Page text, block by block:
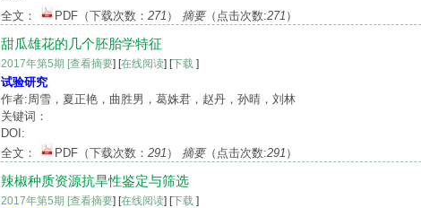
全文：
PDF （下载次数： 271 ） 摘要（点击次数:271 ）
甜瓜雄花的几个胚胎学特征
2017年第5期 [查看摘要] [在线阅读] [下载 ]
试验研究
作者:周雪，夏正艳，曲胜男，葛姝君，赵丹，孙晴，刘林
关键词：
DOI:
全文：
PDF （下载次数： 291 ） 摘要（点击次数:291 ）
辣椒种质资源抗旱性鉴定与筛选
2017年第5期 [查看摘要] [在线阅读] [下载 ]